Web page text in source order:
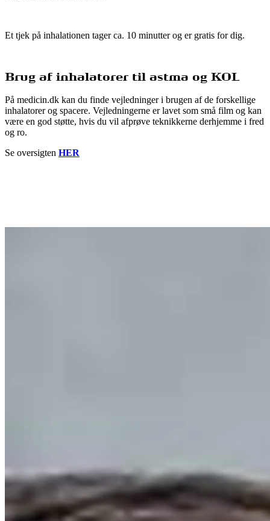
Et tjek på inhalationen tager ca. 10 minutter og er gratis for dig.
Brug af inhalatorer til astma og KOL
På medicin.dk kan du finde vejledninger i brugen af de forskellige
inhalatorer og spacere. Vejledningerne er lavet som små film og kan
være en god støtte, hvis du vil afprøve teknikkerne derhjemme i fred
og ro.
Se oversigten HER